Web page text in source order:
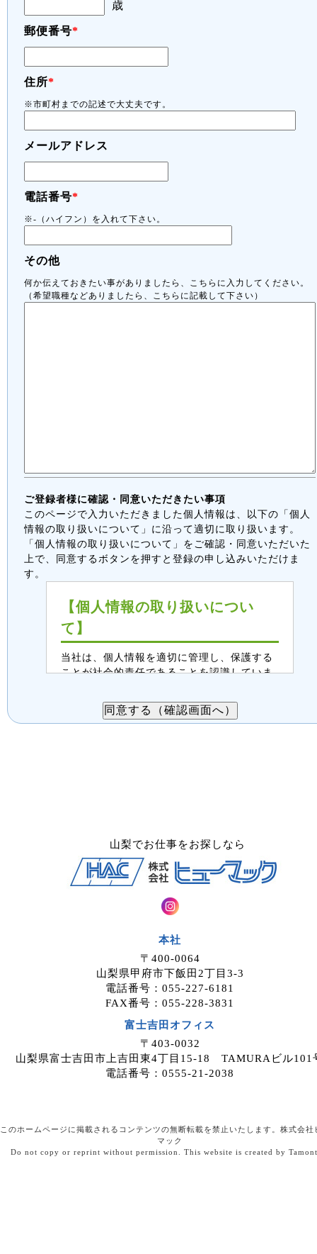
歳
郵便番号*
住所*
※市町村までの記述で大丈夫です。
メールアドレス
電話番号*
※-（ハイフン）を入れて下さい。
その他
何か伝えておきたい事がありましたら、こちらに入力してください。
（希望職種などありましたら、こちらに記載して下さい）
ご登録者様に確認・同意いただきたい事項
このページで入力いただきました個人情報は、以下の「個人
情報の取り扱いについて」に沿って適切に取り扱います。
「個人情報の取り扱いについて」をご確認・同意いただいた
上で、同意するボタンを押すと登録の申し込みいただけま
す。
【個人情報の取り扱いについ
て】
当社は、個人情報を適切に管理し、保護する
ことが社会的責任であることを認識していま
る個人情報は、以下のように取り扱います。
ご同意の上、送信をお願いします。
２．第三者提供について
案件紹介希望者情報は、法令に基づく場
合、委託する場合を除き、第三者へ提供
することはありません。
案件紹介希望者情報を、ホームページを
運用しているホスティングサービス事業
者等に委託する場合がありますが、委託
先については、当社が運用する個人情報
保護マネジメントシステムにより管理し
ています。
４．開示等の請求について
案件紹介希望者情報のご本人または代理
人は、案件紹介希望者情報の利用目的の
の停止、ならびに、第三者提供記録の開
示を、当社に申し出ることができます。
ご請求方法は、以下の窓口までお問い合
山梨でお仕事をお探しなら
本社
〒400-0064
山梨県甲府市下飯田2丁目3-3
電話番号：055-227-6181
FAX番号：055-228-3831
富士吉田オフィス
〒403-0032
山梨県富士吉田市上吉田東4丁目15-18 TAMURAビル101
電話番号：0555-21-2038
このホームページに掲載されるコンテンツの無断転載を禁止いたします。株式会社
マック
Do not copy or reprint without permission. This website is created by